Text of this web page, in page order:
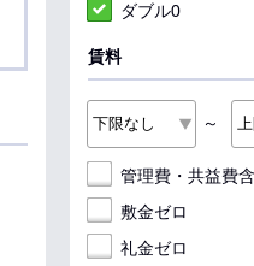
ダブル0
賃料
～
管理費・共益費
敷金ゼロ
礼金ゼロ